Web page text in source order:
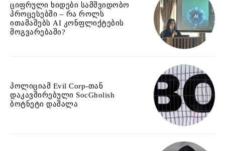
ციფრული ხიდები სამშვიდობო
პროცესებში – რა როლს
ითამაშებს AI კონფლიქტების
მოგვარებაში?
პოლიციამ Evil Corp-თან
დაკავშირებული SocGholish
ბოტნეტი დაშალა